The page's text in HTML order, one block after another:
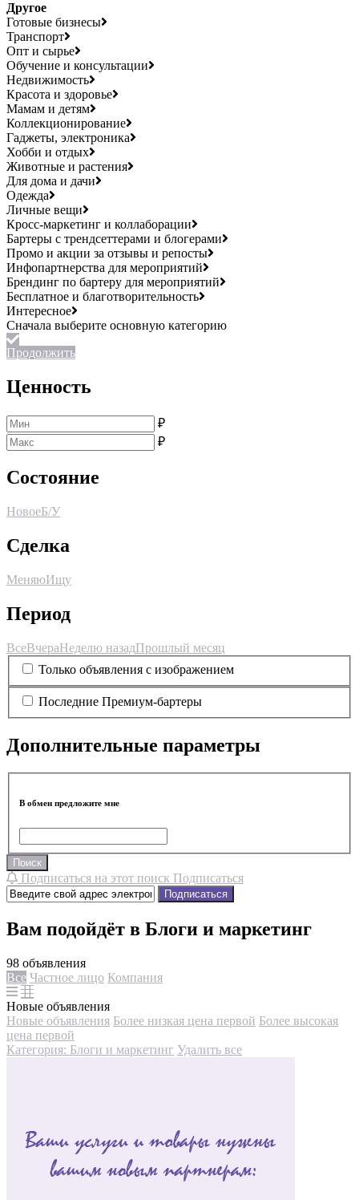
Другое
Готовые бизнесы
Транспорт
Опт и сырье
Обучение и консультации
Недвижимость
Красота и здоровье
Мамам и детям
Коллекционирование
Гаджеты, электроника
Хобби и отдых
Животные и растения
Для дома и дачи
Одежда
Личные вещи
Кросс-маркетинг и коллаборации
Бартеры с трендсеттерами и блогерами
Промо и акции за отзывы и репосты
Инфопартнерства для мероприятий
Брендинг по бартеру для мероприятий
Бесплатное и благотворительность
Интересное
Продолжить
Ценность
₽
₽
Состояние
НовоеБ/У
Сделка
МеняюИщу
Период
ВсеВчераНеделю назадПрошлый месяц
Только объявления с изображением
Последние Премиум-бартеры
Дополнительные параметры
В обмен предложите мне
Поиск
Подписаться на этот поиск Подписаться
Подписаться
Вам подойдёт в Блоги и маркетинг
98 объявления
Все Частное лицо Компания
Новые объявления
Новые объявления Более низкая цена первой Более высокая
цена первой
Категория: Блоги и маркетинг Удалить все